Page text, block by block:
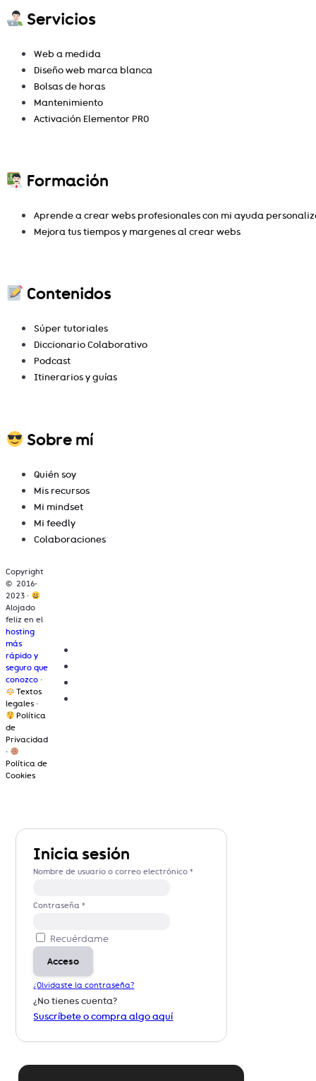
Servicios
Web a medida
Diseño web marca blanca
Bolsas de horas
Mantenimiento
Activación Elementor PRO
Formación
Aprende a crear webs profesionales con mi ayuda
Mejora tus tiempos y margenes al crear webs
Contenidos
Súper tutoriales
Diccionario Colaborativo
Podcast
Itinerarios y guías
Sobre mí
Quién soy
Mis recursos
Mi mindset
Mi feedly
Colaboraciones
Copyright
© 2016-
2023 ·
Alojado
feliz en el
hosting
más
rápido y
seguro que
conozco ·
Textos
legales ·
Política
de
Privacidad
·
Política de
Cookies
Inicia sesión
Nombre de usuario o correo electrónico*
Contraseña*
Recuérdame
Acceso
¿Olvidaste la contraseña?
¿No tienes cuenta?
Suscríbete o compra algo aquí